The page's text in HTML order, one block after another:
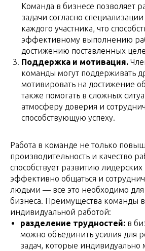
Команда в бизнесе позволяет
задачи согласно
каждого участника, что
эффективному выполнению
достижению поставленных
Поддержка и мотивация.
команды могут поддерживать
мотивировать на достижение
также помогать в сложных
атмосферу доверия и
способствующую успеху.
Работа в команде не только
производительность и качество
способствует развитию
эффективно общаться и
людьми — все это необходимо
бизнеса. Преимущества команды
индивидуальной работой:
разделение трудностей: в
можно объединить усилия для
задач, которые индивидуально